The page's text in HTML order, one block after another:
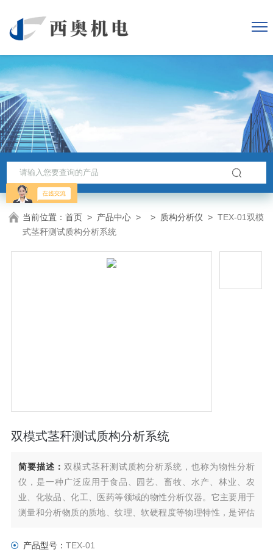
当前位置：首页 > 产品中心 > > 质构分析仪 >TEX-01双模
式茎秆测试质构分析系统
双模式茎秆测试质构分析系统
简要描述： 双模式茎秆测试质构分析系统，也称为物性分析
仪，是一种广泛应用于食品、园艺、畜牧、水产、林业、农
业、化妆品、化工、医药等领域的物性分析仪器。它主要用于
测量和分析物质的质地、纹理、软硬程度等物理特性，是评估
产品型号： TEX-01